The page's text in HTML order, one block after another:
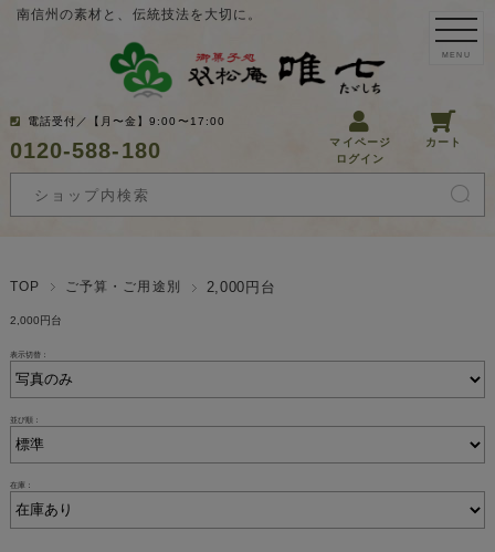
南信州の素材と、伝統技法を大切に。
電話受付／【月〜金】9:00〜17:00
0120-588-180
マイページ
ログイン
カート
MENU
TOP ご予算・ご用途別 2,000円台
2,000円台
表示切替：
並び順：
在庫：